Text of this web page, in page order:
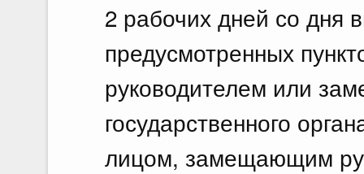
2 рабочих дней со дня
предусмотренных
руководителем или
государственного
лицом, замещающим